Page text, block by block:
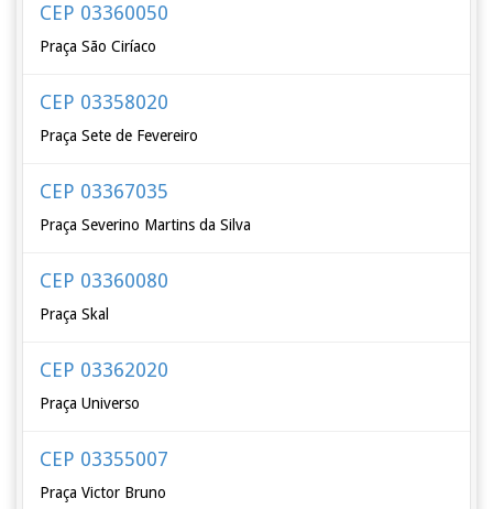
CEP 03360050
Praça São Ciríaco
CEP 03358020
Praça Sete de Fevereiro
CEP 03367035
Praça Severino Martins da Silva
CEP 03360080
Praça Skal
CEP 03362020
Praça Universo
CEP 03355007
Praça Victor Bruno